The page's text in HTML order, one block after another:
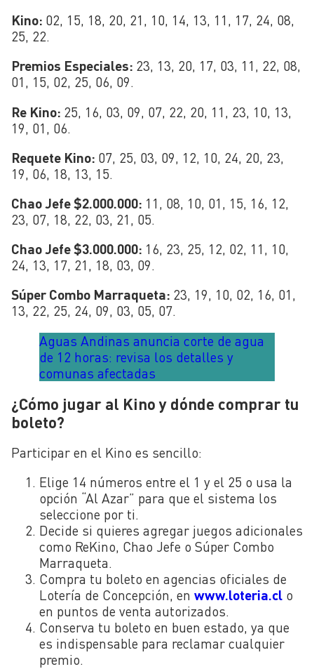
Kino: 02, 15, 18, 20, 21, 10, 14, 13, 11, 17, 24, 08,
25, 22.
Premios Especiales: 23, 13, 20, 17, 03, 11, 22, 08,
01, 15, 02, 25, 06, 09.
Re Kino: 25, 16, 03, 09, 07, 22, 20, 11, 23, 10, 13,
19, 01, 06.
Requete Kino: 07, 25, 03, 09, 12, 10, 24, 20, 23,
19, 06, 18, 13, 15.
Chao Jefe $2.000.000: 11, 08, 10, 01, 15, 16, 12,
23, 07, 18, 22, 03, 21, 05.
Chao Jefe $3.000.000: 16, 23, 25, 12, 02, 11, 10,
24, 13, 17, 21, 18, 03, 09.
Súper Combo Marraqueta: 23, 19, 10, 02, 16, 01,
13, 22, 25, 24, 09, 03, 05, 07.
Aguas Andinas anuncia corte de agua
de 12 horas: revisa los detalles y
comunas afectadas
¿Cómo jugar al Kino y dónde comprar tu
boleto?
Participar en el Kino es sencillo:
Elige 14 números entre el 1 y el 25 o usa la
opción “Al Azar” para que el sistema los
seleccione por ti.
Decide si quieres agregar juegos adicionales
como ReKino, Chao Jefe o Súper Combo
Marraqueta.
Compra tu boleto en agencias oficiales de
Lotería de Concepción, en www.loteria.cl o
en puntos de venta autorizados.
Conserva tu boleto en buen estado, ya que
es indispensable para reclamar cualquier
premio.